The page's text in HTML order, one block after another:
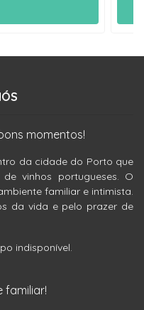
momentos!
da cidade do Porto que
vinhos portugueses. O
familiar e intimista.
da vida e pelo prazer de
indisponível.
familiar!